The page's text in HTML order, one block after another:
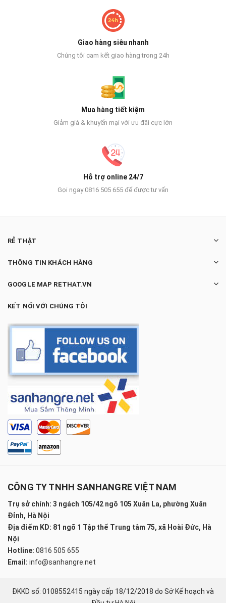
Giao hàng siêu nhanh
Chúng tôi cam kết giao hàng trong 24h
Mua hàng tiết kiệm
Giảm giá & khuyến mại với ưu đãi cực lớn
Hỗ trợ online 24/7
Gọi ngay 0816 505 655 để được tư vấn
RẺ THẬT
THÔNG TIN KHÁCH HÀNG
GOOGLE MAP RETHAT.VN
KẾT NỐI VỚI CHÚNG TÔI
CÔNG TY TNHH SANHANGRE VIỆT NAM
Trụ sở chính: 3 ngách 105/42 ngõ 105 Xuân La, phường Xuân
Đỉnh, Hà Nội
Địa điểm KD: 81 ngõ 1 Tập thể Trung tâm 75, xã Hoài Đức, Hà
Nội
Hotline: 0816 505 655
Email: info@sanhangre.net
ĐKKD số: 0108552415 ngày cấp 18/12/2018 do Sở Kế hoạch và